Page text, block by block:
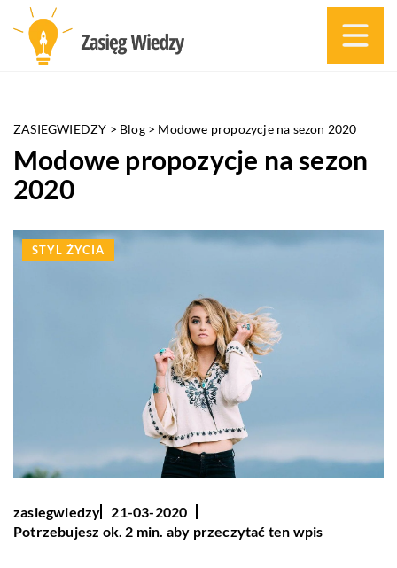
ZASIEGWIEDZY > Blog> Modowe propozycje na sezon 2020
Modowe propozycje na sezon
2020
STYL ŻYCIA
zasiegwiedzy
21-03-2020
Potrzebujesz ok. 2 min. aby przeczytać ten wpis